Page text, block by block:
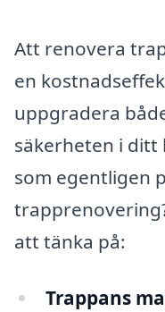
Att renovera
en
uppgradera
säkerheten i ditt
som egentligen
att tänka på:
Trappans